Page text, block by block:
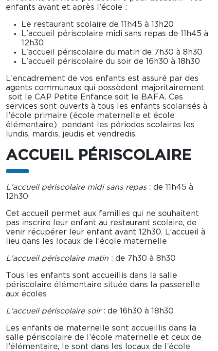
enfants avant et après l’école :
Le restaurant scolaire de 11h45 à 13h20
L'accueil périscolaire midi sans repas de 11h45 à
12h30
L'accueil périscolaire du matin de 7h30 à 8h30
L'accueil périscolaire du soir de 16h30 à 18h30
L’encadrement de vos enfants est assuré par des
agents communaux qui possèdent majoritairement
soit le CAP Petite Enfance soit le BAFA. Ces
services sont ouverts à tous les enfants scolarisés à
l’école primaire (école maternelle et école
élémentaire) pendant les périodes scolaires les
lundis, mardis, jeudis et vendredis.
ACCUEIL PÉRISCOLAIRE
L'accueil périscolaire midi sans repas : de 11h45 à
12h30
Cet accueil permet aux familles qui ne souhaitent
pas inscrire leur enfant au restaurant scolaire, de
venir récupérer leur enfant avant 12h30. L’accueil à
lieu dans les locaux de l’école maternelle
L'accueil périscolairematin : de 7h30 à 8h30
Tous les enfants sont accueillis dans la salle
périscolaire élémentaire située dans la passerelle
aux écoles
L'accueil périscolaire soir : de 16h30 à 18h30
Les enfants de maternelle sont accueillis dans la
salle périscolaire de l’école maternelle et ceux de
l’élémentaire, le sont dans les locaux de l’école